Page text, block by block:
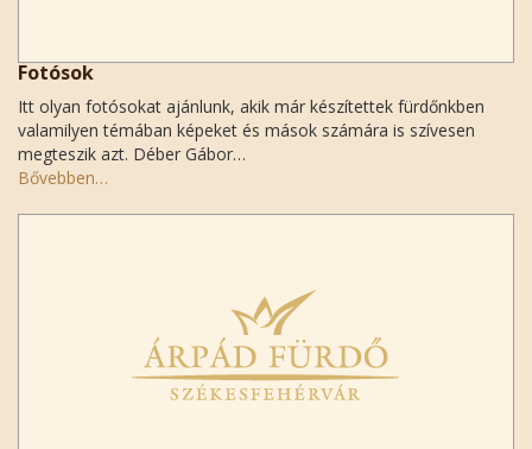
Fotósok
Itt olyan fotósokat ajánlunk, akik már készítettek fürdőnkben
valamilyen témában képeket és mások számára is szívesen
megteszik azt. Déber Gábor…
Bővebben…